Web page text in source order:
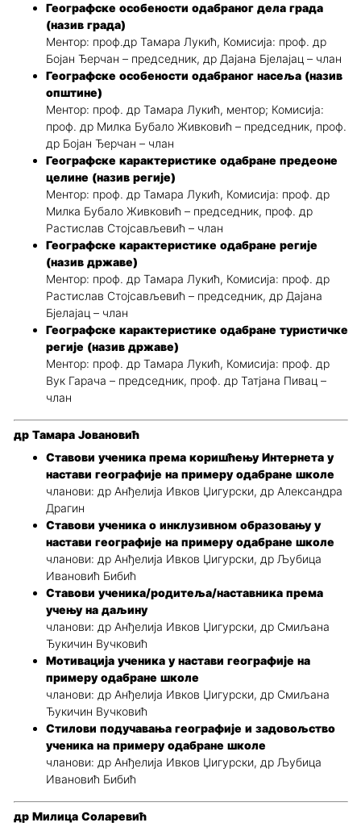
Географске особености одабраног дела града
(назив града)
Ментор: проф.др Тамара Лукић, Комисија: проф. др
Бојан Ђерчан – председник, др Дајана Бјелајац – члан
Географске особености одабраног насеља (назив
општине)
Ментор: проф. др Тамара Лукић, ментор; Комисија:
проф. др Милка Бубало Живковић – председник, проф.
др Бојан Ђерчан – члан
Географске карактеристике одабране предеоне
целине (назив регије)
Ментор: проф. др Тамара Лукић, Комисија: проф. др
Милка Бубало Живковић – председник, проф. др
Растислав Стојсављевић – члан
Географске карактеристике одабране регије
(назив државе)
Ментор: проф. др Тамара Лукић, Комисија: проф. др
Растислав Стојсављевић – председник, др Дајана
Бјелајац – члан
Географске карактеристике одабране туристичке
регије (назив државе)
Ментор: проф. др Тамара Лукић, Комисија: проф. др
Вук Гарача – председник, проф. др Татјана Пивац –
члан
др Тамара Јовановић
Ставови ученика према коришћењу Интернета у
настави географије на примеру одабране школе
чланови: др Анђелија Ивков Џигурски, др Александра
Драгин
Ставови ученика о инклузивном образовању у
настави географије на примеру одабране школе
чланови: др Анђелија Ивков Џигурски, др Љубица
Ивановић Бибић
Ставови ученика/родитеља/наставника према
учењу на даљину
чланови: др Анђелија Ивков Џигурски, др Смиљана
Ђукичин Вучковић
Мотивација ученика у настави географије на
примеру одабране школе
чланови: др Анђелија Ивков Џигурски, др Смиљана
Ђукичин Вучковић
Стилови подучавања географије и задовољство
ученика на примеру одабране школе
чланови: др Анђелија Ивков Џигурски, др Љубица
Ивановић Бибић
др Милица Соларевић